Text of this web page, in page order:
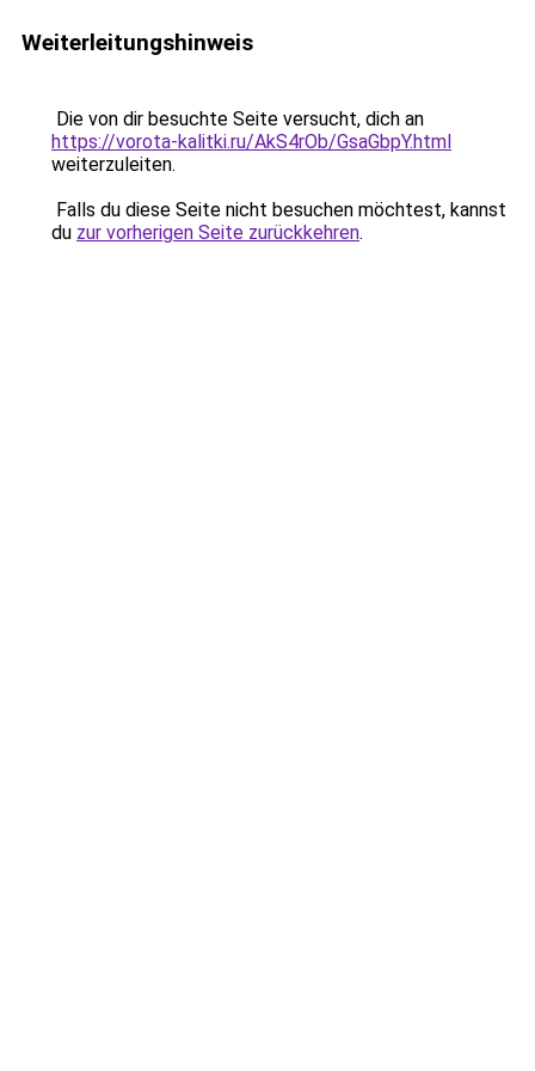
Weiterleitungshinweis
Die von dir besuchte Seite versucht, dich an
https://vorota-kalitki.ru/AkS4rOb/GsaGbpY.html
weiterzuleiten.
Falls du diese Seite nicht besuchen möchtest, kannst
du zur vorherigen Seite zurückkehren.